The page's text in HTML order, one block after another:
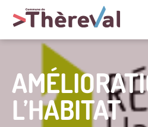
L’HABITAT